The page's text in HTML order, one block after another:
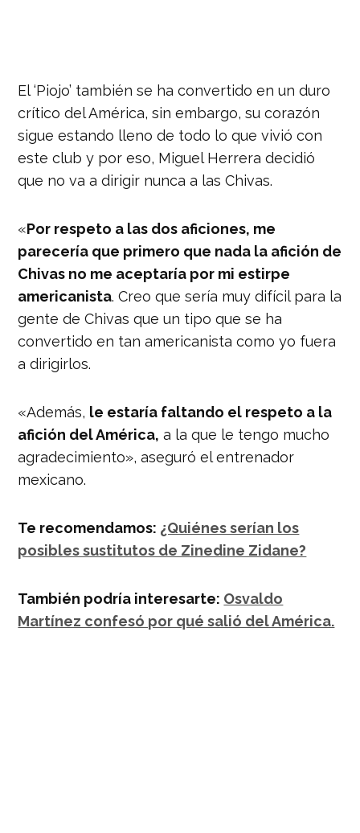
El ‘Piojo’ también se ha convertido en un duro
crítico del América, sin embargo, su corazón
sigue estando lleno de todo lo que vivió con
este club y por eso, Miguel Herrera decidió
que no va a dirigir nunca a las Chivas.
«Por respeto a las dos aficiones, me
parecería que primero que nada la afición de
Chivas no me aceptaría por mi estirpe
americanista. Creo que sería muy difícil para la
gente de Chivas que un tipo que se ha
convertido en tan americanista como yo fuera
a dirigirlos.
«Además, le estaría faltando el respeto a la
afición del América, a la que le tengo mucho
agradecimiento», aseguró el entrenador
mexicano.
Te recomendamos: ¿Quiénes serían los
posibles sustitutos de Zinedine Zidane?
También podría interesarte: Osvaldo
Martínez confesó por qué salió del América.